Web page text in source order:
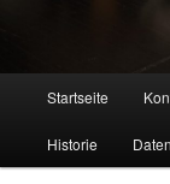
Startseite
Historie